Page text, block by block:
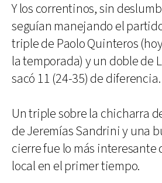
Y los correntinos, sin
seguí­an manejando el
triple de Paolo Quinteros
la temporada) y un doble de
sacó 11 (24-35) de diferencia.
Un triple sobre la chicharra
de Jeremí­as Sandrini y una
cierre fue lo más interesante
local en el primer tiempo.